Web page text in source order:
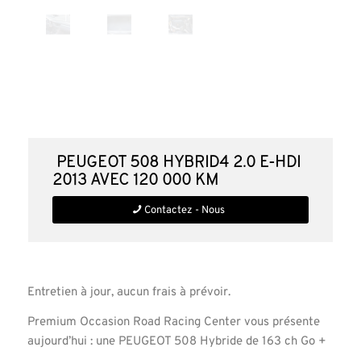
Peugeot 508 HYbrid4 2.0 e-HDi
2013 avec 120 000 km
Contactez - Nous
Entretien à jour, aucun frais à prévoir.
Premium Occasion Road Racing Center vous présente
aujourd’hui : une PEUGEOT 508 Hybride de 163 ch Go +